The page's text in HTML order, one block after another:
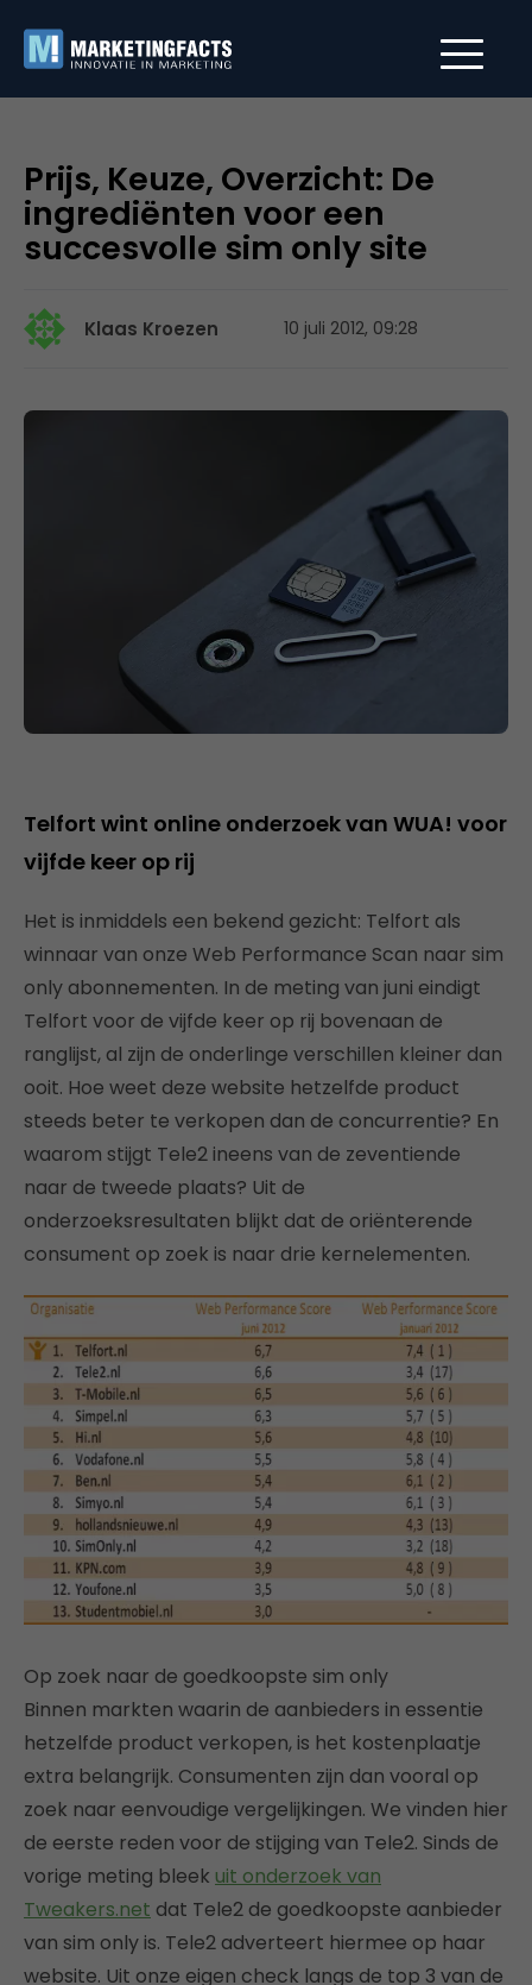
Prijs, Keuze, Overzicht: De
ingrediënten voor een
succesvolle sim only site
Klaas Kroezen 10 juli 2012, 09:28
Telfort wint online onderzoek van WUA! voor
vijfde keer op rij
Het is inmiddels een bekend gezicht: Telfort als
winnaar van onze Web Performance Scan naar sim
only abonnementen. In de meting van juni eindigt
Telfort voor de vijfde keer op rij bovenaan de
ranglijst, al zijn de onderlinge verschillen kleiner dan
ooit. Hoe weet deze website hetzelfde product
steeds beter te verkopen dan de concurrentie? En
waarom stijgt Tele2 ineens van de zeventiende
naar de tweede plaats? Uit de
onderzoeksresultaten blijkt dat de oriënterende
consument op zoek is naar drie kernelementen.
Op zoek naar de goedkoopste sim only
Binnen markten waarin de aanbieders in essentie
hetzelfde product verkopen, is het kostenplaatje
extra belangrijk. Consumenten zijn dan vooral op
zoek naar eenvoudige vergelijkingen. We vinden hier
de eerste reden voor de stijging van Tele2. Sinds de
vorige meting bleek uit onderzoek van
Tweakers.net dat Tele2 de goedkoopste aanbieder
van sim only is. Tele2 adverteert hiermee op haar
website. Uit onze eigen check langs de top 3 van de